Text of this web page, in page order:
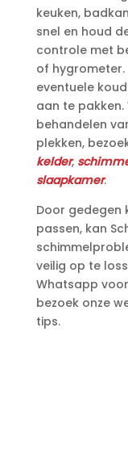
keuken,
snel en houd
controle met
of
eventuele
aan te
behandelen
plekken,
kelder,
slaapkamer.​
Door gedegen
passen, kan
veilig op te
Whatsapp
bezoek onze
tips.​